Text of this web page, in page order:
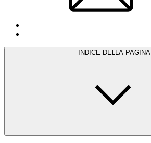
INDICE DELLA PAGINA